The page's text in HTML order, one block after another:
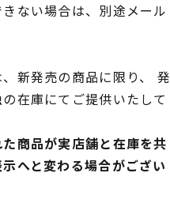
ない場合は、別途メール
新発売の商品に限り、 発
在庫にてご提供いたして
商品が実店舗と在庫を共
へと変わる場合がござい